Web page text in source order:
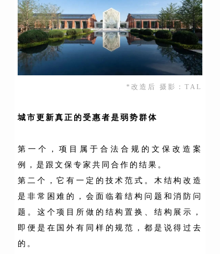
*改造后 摄影：TAL
城市更新真正的受惠者是弱势群体
第一个，项目属于合法合规的文保改造案
例，是跟文保专家共同合作的结果。
第二个，它有一定的技术范式。木结构改造
是非常困难的，会面临着结构问题和消防问
题。这个项目所做的结构置换、结构展示，
即便是在国外有同样的规范，都是说得过去
的。